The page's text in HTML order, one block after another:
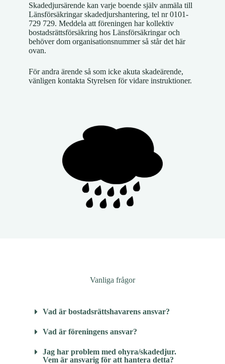
Skadedjursärende kan varje boende själv anmäla till
Länsförsäkringar skadedjurshantering, tel nr 0101-
729 729. Meddela att föreningen har kollektiv
bostadsrättsförsäkring hos Länsförsäkringar och
behöver dom organisationsnummer så står det här
ovan.
För andra ärende så som icke akuta skadeärende,
vänligen kontakta Styrelsen för vidare instruktioner.
Vanliga frågor
Vad är bostadsrättshavarens ansvar?
Vad är föreningens ansvar?
Jag har problem med ohyra/skadedjur.
Vem är ansvarig för att hantera detta?